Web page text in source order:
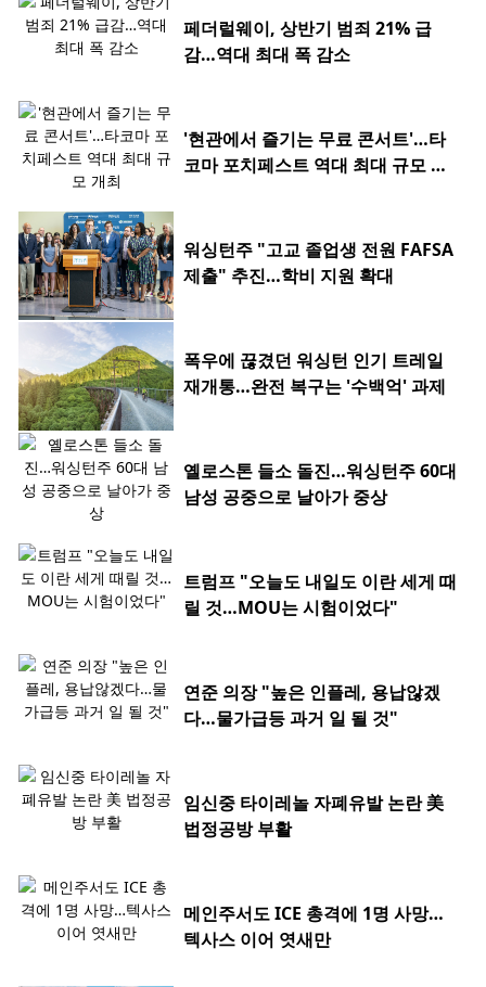
페더럴웨이, 상반기 범죄 21% 급
감…역대 최대 폭 감소
'현관에서 즐기는 무료 콘서트'…타
코마 포치페스트 역대 최대 규모 개
워싱턴주 "고교 졸업생 전원 FAFSA
제출" 추진…학비 지원 확대
폭우에 끊겼던 워싱턴 인기 트레일
재개통…완전 복구는 '수백억' 과제
옐로스톤 들소 돌진…워싱턴주 60대
남성 공중으로 날아가 중상
트럼프 "오늘도 내일도 이란 세게 때
릴 것…MOU는 시험이었다"
연준 의장 "높은 인플레, 용납않겠
다…물가급등 과거 일 될 것"
임신중 타이레놀 자폐유발 논란 美
법정공방 부활
메인주서도 ICE 총격에 1명 사망…
텍사스 이어 엿새만